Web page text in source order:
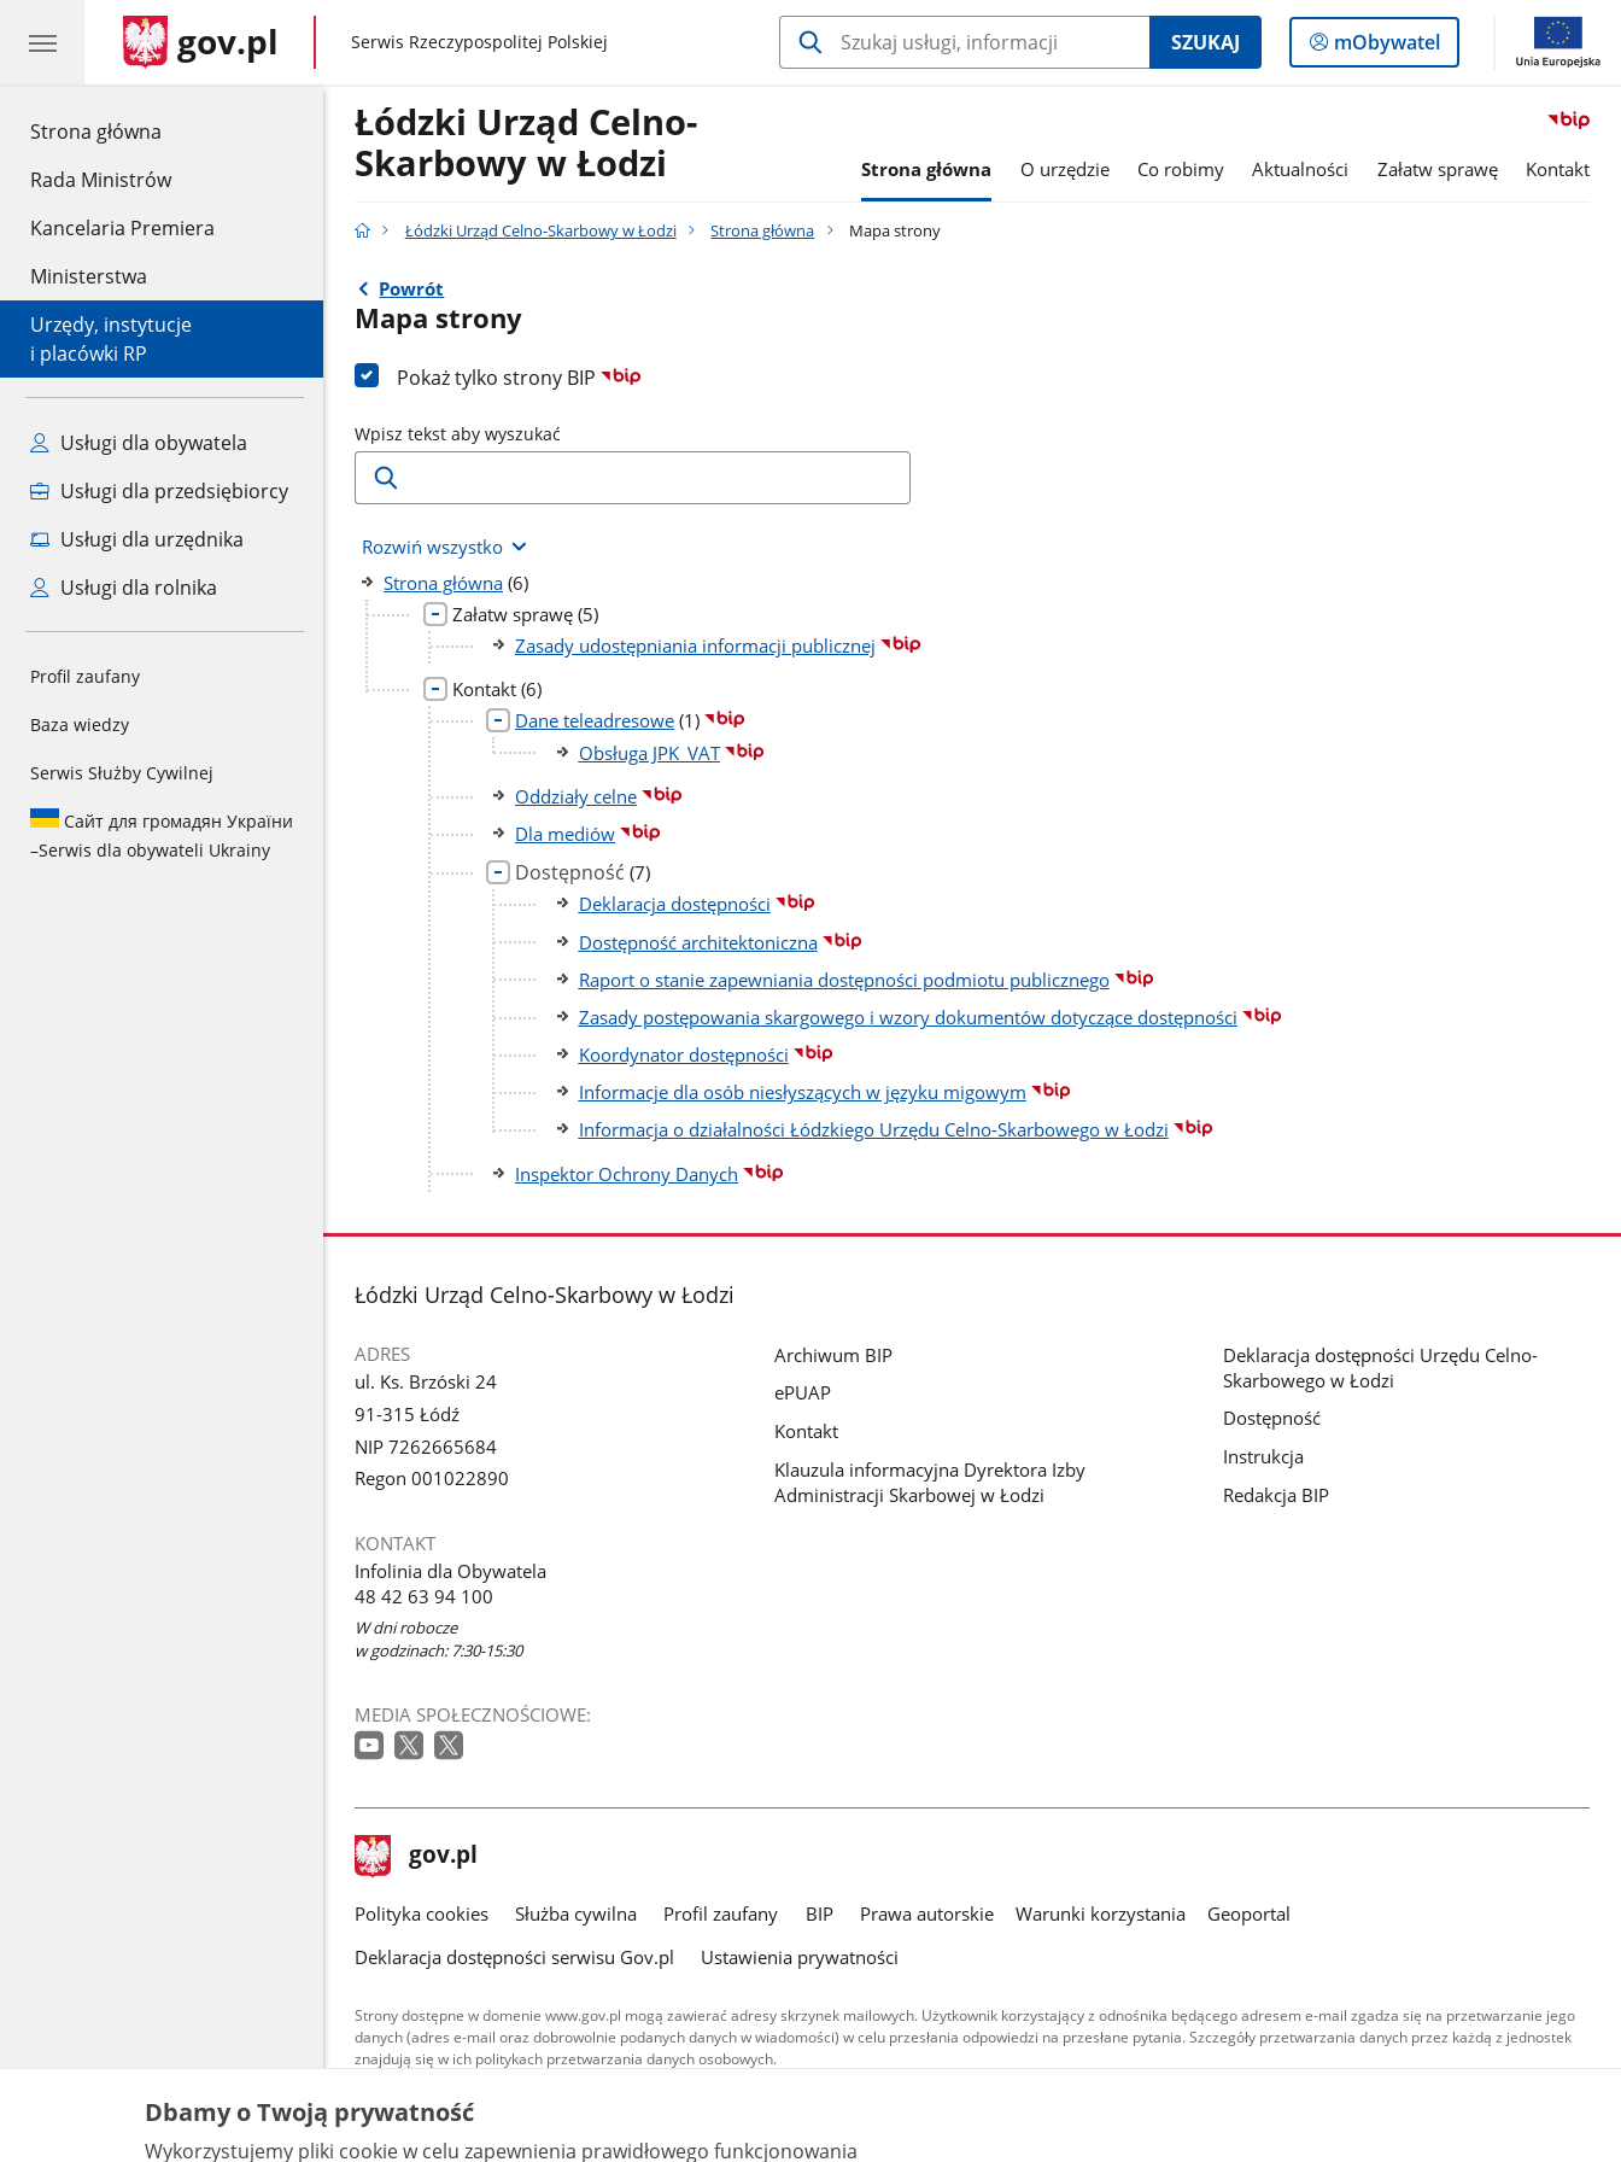
Strona główna
Rada Ministrów
Kancelaria Premiera
Ministerstwa
Urzędy, instytucje
i placówki RP
Usługi dla obywatela
Usługi dla przedsiębiorcy
Usługi dla urzędnika
Usługi dla rolnika
Profil zaufany
Baza wiedzy
Serwis Służby Cywilnej
Сайт для громадян України
–Serwis dla obywateli Ukrainy
gov.pl gov.pl
Serwis Rzeczypospolitej Polskiej SZUKAJ
Logowanie
do
mObywatel
Łódzki Urząd Celno-
Skarbowy w Łodzi
Strona główna O urzędzie Co robimy Aktualności Załatw sprawę Kontakt
Łódzki Urząd Celno-Skarbowy w Łodzi Strona główna Mapa strony
Powrót
Mapa strony
Pokaż tylko strony BIP
Wpisz tekst aby wyszukać
Rozwiń wszystko
Strona główna liczba
podstron
(6)
Załatw sprawę liczba
podstron
(5)
Zasady udostępniania informacji publicznej
Kontakt liczba
podstron
(6)
Dane teleadresowe liczba
podstron
(1)
Obsługa JPK_VAT
Oddziały celne
Dla mediów
Dostępność liczba
podstron
(7)
Deklaracja dostępności
Dostępność architektoniczna
Raport o stanie zapewniania dostępności podmiotu publicznego
Zasady postępowania skargowego i wzory dokumentów dotyczące dostępności
Koordynator dostępności
Informacje dla osób niesłyszących w języku migowym
Informacja o działalności Łódzkiego Urzędu Celno-Skarbowego w Łodzi
Inspektor Ochrony Danych
stopka
Łódzki Urząd Celno-Skarbowy w Łodzi
ADRES
ul. Ks. Brzóski 24
91-315 Łódź
NIP 7262665684
Regon 001022890
KONTAKT
Infolinia dla Obywatela
48 42 63 94 100
W dni robocze
w godzinach: 7:30-15:30
MEDIA SPOŁECZNOŚCIOWE:
Archiwum BIP
ePUAP
Kontakt
Klauzula informacyjna Dyrektora Izby
Administracji Skarbowej w Łodzi
Deklaracja dostępności Urzędu Celno-
Skarbowego w Łodzi
Dostępność
Instrukcja
Redakcja BIP
stopka
gov.pl Strona
gov.pl
gov.pl
Polityka cookies Służba cywilna Profil zaufany BIP Prawa autorskie Warunki korzystania
Geoportal
Deklaracja dostępności serwisu Gov.pl
Ustawienia prywatności
Strony dostępne w domenie www.gov.pl mogą zawierać adresy skrzynek mailowych. Użytkownik korzystający z odnośnika będącego adresem e-mail zgadza się na przetwarzanie jego
danych (adres e-mail oraz dobrowolnie podanych danych w wiadomości) w celu przesłania odpowiedzi na przesłane pytania. Szczegóły przetwarzania danych przez każdą z jednostek
znajdują się w ich politykach przetwarzania danych osobowych.
Treści tekstowe publikowane w serwisie (z wyłączeniem treści audiowizualnych), są
udostępniane na licencji typu Creative Commons: uznanie autorstwa - na tych samych
warunkach 4.0 (CC BY-SA 4.0). Materiały audiowizualne, w tym zdjęcia, materiały audio i wideo,
Dbamy o Twoją prywatność
Wykorzystujemy pliki cookie w celu zapewnienia prawidłowego funkcjonowania